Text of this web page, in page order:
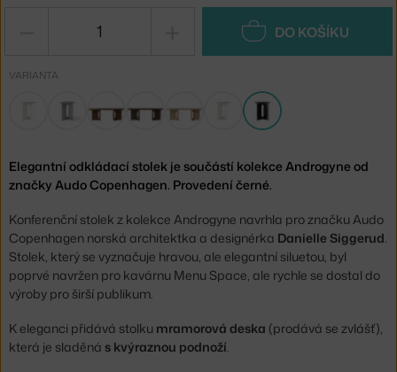
DO KOŠÍKU
VARIANTA
Elegantní odkládací stolek je součástí kolekce Androgyne od
značky Audo Copenhagen. Provedení černé.
Konferenční stolek z kolekce Androgyne navrhla pro značku Audo
Copenhagen norská architektka a designérka Danielle Siggerud.
Stolek, který se vyznačuje hravou, ale elegantní siluetou, byl
poprvé navržen pro kavárnu Menu Space, ale rychle se dostal do
výroby pro širší publikum.
K eleganci přidává stolku mramorová deska (prodává se zvlášť),
která je sladěná s kvýraznou podnoží.